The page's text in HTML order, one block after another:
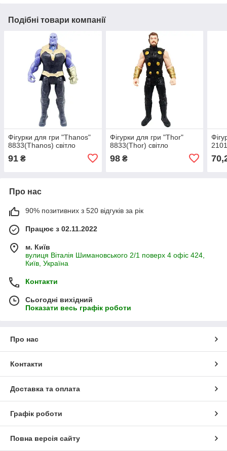
Подібні товари компанії
Фігурки для гри "Thanos"
8833(Thanos) світло
91 ₴
Фігурки для гри "Thor"
8833(Thor) світло
98₴
Про нас
90% позитивних з 520 відгуків за рік
Працює з 02.11.2022
м. Київ
вулиця Віталія Шимановського 2/1 поверх 4 офіс 424,
Київ, Україна
Контакти
Сьогодні вихідний
Показати весь графік роботи
Про нас
Контакти
Доставка та оплата
Графік роботи
Повна версія сайту